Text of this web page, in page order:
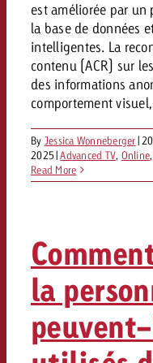
est améliorée par
la base de données
intelligentes. La
contenu (ACR) sur
des informations
comportement
By Jessica Wonneberger|
2025|Advanced TV, Online,
Read More
la